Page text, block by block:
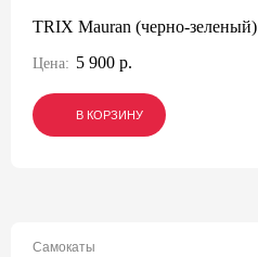
TRIX Mauran (черно-зеленый)
Цена: 5 900 р.
В КОРЗИНУ
В КОРЗИНУ
В КОРЗИНУ
Самокаты